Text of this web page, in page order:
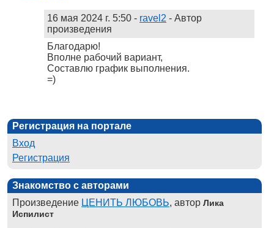
16 мая 2024 г. 5:50 - ravel2 - Автор
произведения
Благодарю!
Вполне рабочий вариант,
Составлю график выполнения.
=)
Регистрация на портале
Вход
Регистрация
Знакомство с авторами
Произведение ЦЕНИТЬ ЛЮБОВЬ, автор Лика
Испилист